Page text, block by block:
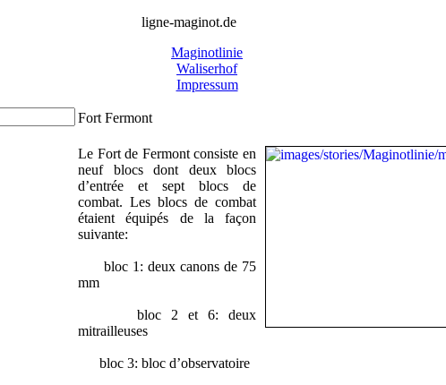
ligne-maginot.de
Maginotlinie
Waliserhof
Impressum
Fort Fermont
Le Fort de Fermont consiste en
neuf blocs dont deux blocs
d’entrée et sept blocs de
combat. Les blocs de combat
étaient équipés de la façon
suivante:
bloc 1: deux canons de 75
mm
bloc 2 et 6: deux
mitrailleuses
bloc 3: bloc d’observatoire